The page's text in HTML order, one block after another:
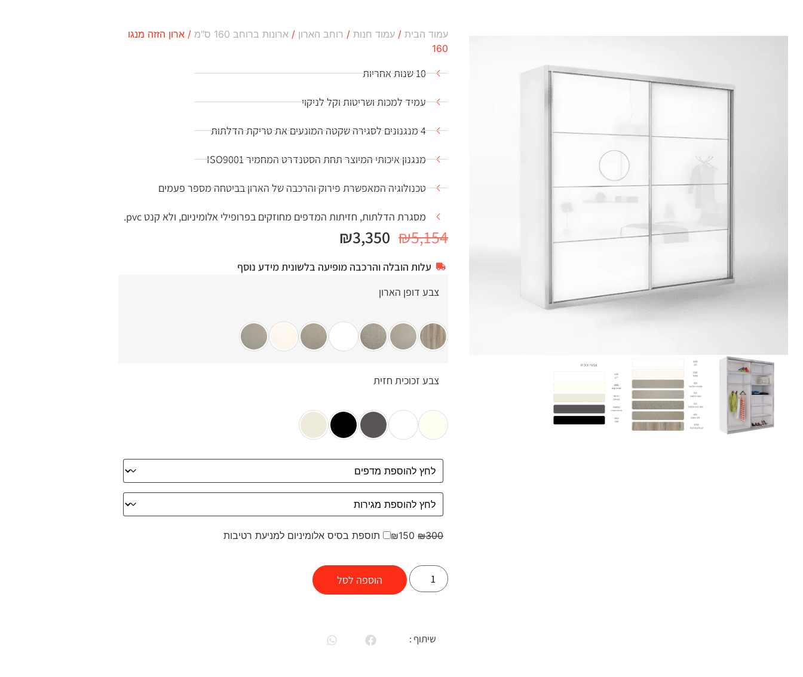
עמוד הבית/ עמוד חנות/ רוחב הארון / ארונות ברוחב 160 ס"מ
/ ארון הזזה מנגו
160
10 שנות אחריות
עמיד למכות ושריטות וקל לניקוי
4 מנגנונים לסגירה שקטה המונעים את טריקת הדלתות
מנגנון איכותי המיוצר תחת הסטנדרט המחמיר ISO9001
טכנולוגיה המאפשרת פירוק והרכבה של הארון בביטחה מספר פעמים
מסגרת הדלתות, חזיתות המדפים מחוזקים בפרופילי אלומיניום, ולא קנט pvc.
₪5,154
₪3,350
עלות הובלה והרכבה מופיעה בלשונית מידע נוסף
צבע דופן הארון
צבע זכוכית חזית
תוספת בסיס אלומיניום למניעת רטיבות ₪300
₪150
הוספה לסל
שיתוף :